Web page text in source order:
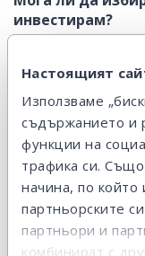
Настоящият
Използваме
съдържанието и
функции на
трафика си.
начина, по който
партньорските
партньори и
комбинират с
инвестирам?
детайлна
Как мога да
Първо трябва да се
предоставиш данни